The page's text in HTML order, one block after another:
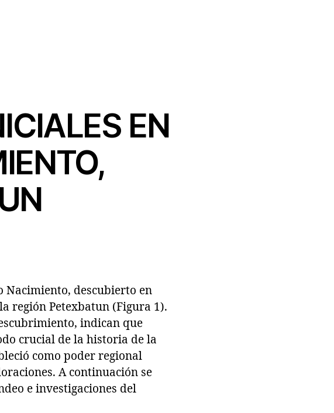
EN
Nacimiento, descubierto en
región Petexbatun (Figura 1).
indican que
crucial de la historia de la
como poder regional
A continuación se
e investigaciones del